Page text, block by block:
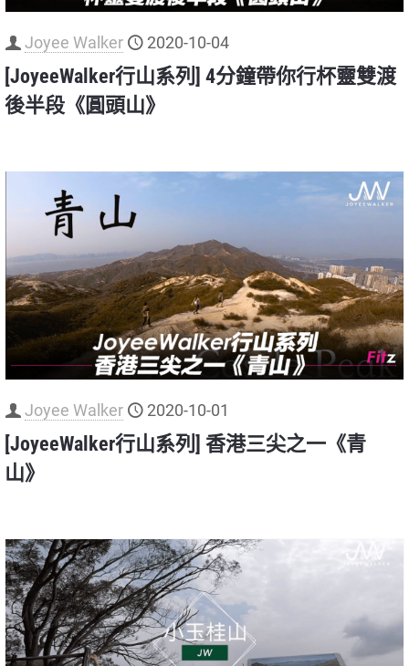
Joyee Walker 2020-10-04
[JoyeeWalker行山系列] 4分鐘帶你行杯靈雙渡
後半段《圓頭山》
Joyee Walker 2020-10-01
[JoyeeWalker行山系列] 香港三尖之一《青
山》